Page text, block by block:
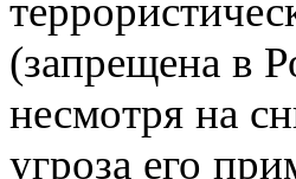
(запрещена в
несмотря на
угроза его